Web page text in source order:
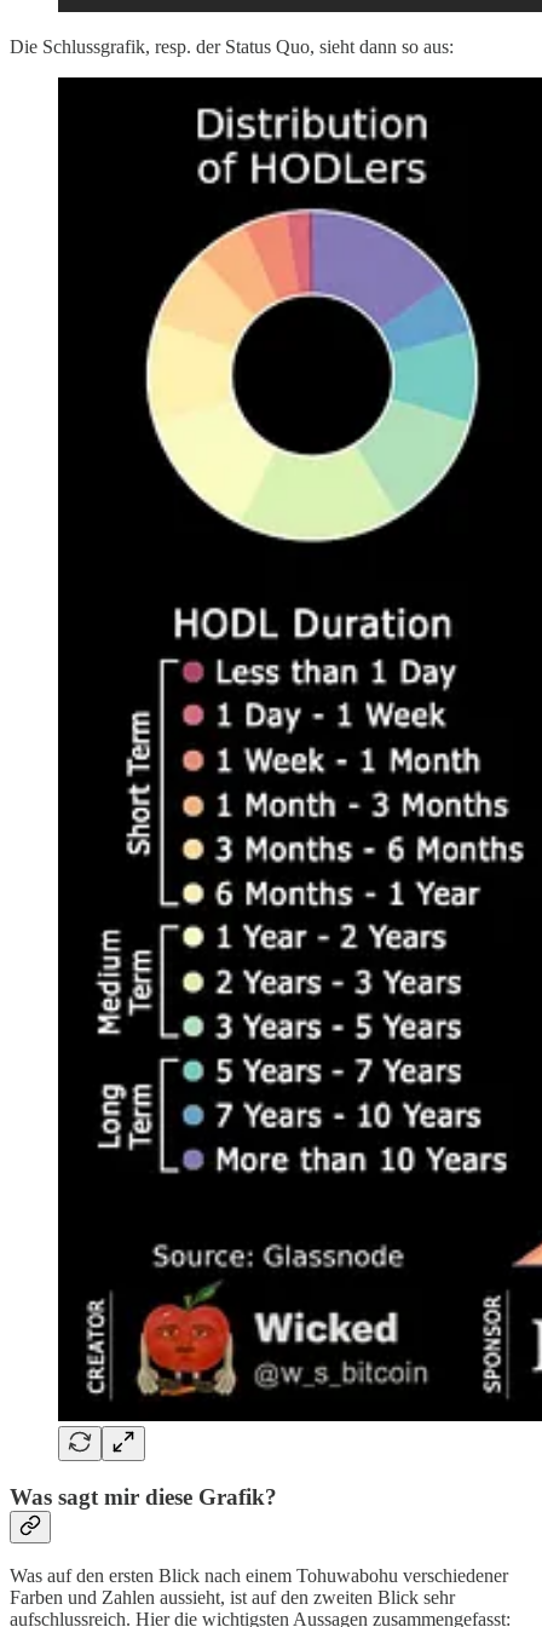
Die Schlussgrafik, resp. der Status Quo, sieht dann so aus:
Was sagt mir diese Grafik?
Was auf den ersten Blick nach einem Tohuwabohu verschiedener
Farben und Zahlen aussieht, ist auf den zweiten Blick sehr
aufschlussreich. Hier die wichtigsten Aussagen zusammengefasst: